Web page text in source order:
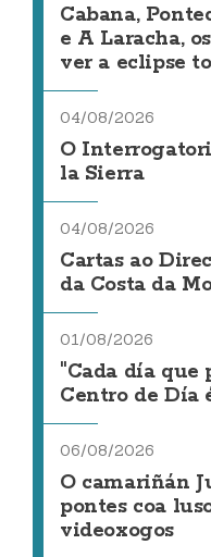
Cabana,
e A Laracha,
ver a eclipse
04/08/2026
O
la Sierra
04/08/2026
Cartas ao
da Costa da
01/08/2026
"Cada día que
Centro de Día
06/08/2026
O camariñán
pontes coa
videoxogos